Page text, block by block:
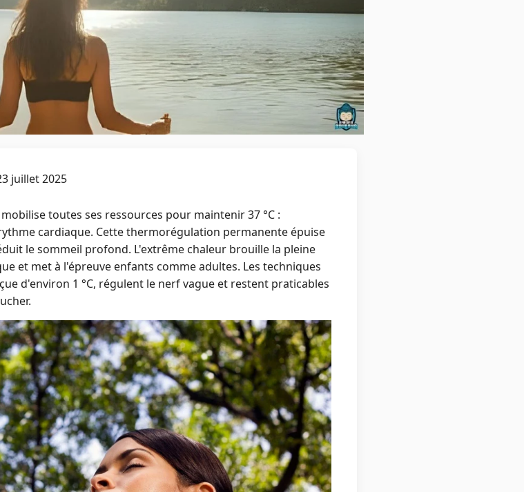
juillet 2025
toutes ses ressources pour maintenir 37 °C :
cardiaque. Cette thermorégulation permanente épuise
le sommeil profond. L'extrême chaleur brouille la pleine
et met à l'épreuve enfants comme adultes. Les techniques
d'environ 1 °C, régulent le nerf vague et restent praticables